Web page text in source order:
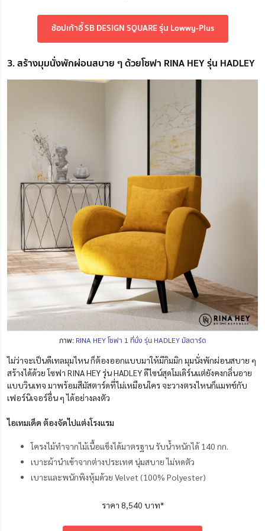
ช้อปเก้าอี้ SB DESIGN SQUARE รุ่น Lowwy-Plus
3. สร้างมุมนั่งพักผ่อนสบาย ๆ ด้วยโซฟา RINA HEY รุ่น HADLEY
ภาพ: RINA HEY โซฟา 1 ที่นั่ง รุ่น HADLEY มัสตาร์ด
ไม่ว่าจะเป็นดีเทลมุมไหน ก็ต้องออกแบบมาให้มีกิมมิก มุมนั่งพักผ่อนสบาย ๆ
สร้างได้ด้วย โซฟา RINA HEY รุ่น HADLEY ดีไซน์สุดโมเดิร์นแต่ยังคงกลิ่นอาย
แบบวินเทจ มาพร้อมสีมัสตาร์ดที่ไม่เหมือนใคร จะวางตรงไหนก็แมทช์กับ
เฟอร์นิเจอร์อื่น ๆ ได้อย่างลงตัว
ไอเทมเด็ด ต้องจัดไปแต่งโรงแรม
โครงไม้ทำจากไม้เนื้อแข็งได้มาตรฐาน รับน้ำหนักได้ 140 กก.
เบาะผ้านำเข้าจากต่างประเทศ นุ่มสบาย ไม่หดตัว
เบาะและพนักพิงหุ้มด้วย Velvet (100% Polyester)
ราคา 8,540 บาท*